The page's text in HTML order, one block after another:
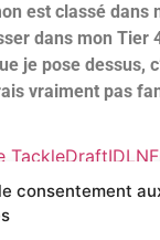
consentement
est classé dans
dans mon Tier
je pose dessus,
vraiment pas
TackleDraftIDL